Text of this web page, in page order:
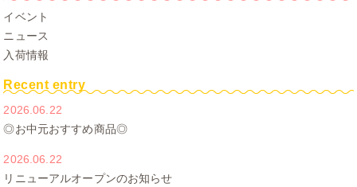
イベント
ニュース
入荷情報
Recent entry
2026.06.22
◎お中元おすすめ商品◎
2026.06.22
リニューアルオープンのお知らせ